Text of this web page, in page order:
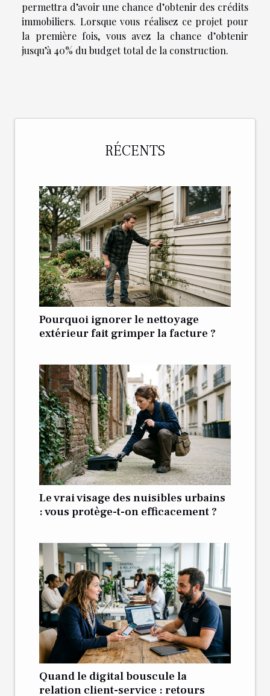
permettra d’avoir une chance d’obtenir des crédits
immobiliers. Lorsque vous réalisez ce projet pour
la première fois, vous avez la chance d’obtenir
jusqu’à 40% du budget total de la construction.
RÉCENTS
Pourquoi ignorer le nettoyage
extérieur fait grimper la facture ?
Le vrai visage des nuisibles urbains
: vous protège-t-on efficacement ?
Quand le digital bouscule la
relation client-service : retours